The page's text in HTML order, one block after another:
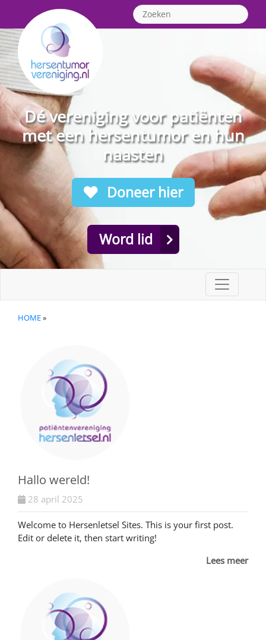
Dé vereniging voor patiënten
met een hersentumor en hun
naasten
Doneer hier
Word lid
HOME»
Hallo wereld!
28 april 2025
Welcome to Hersenletsel Sites. This is your first post.
Edit or delete it, then start writing!
Lees meer